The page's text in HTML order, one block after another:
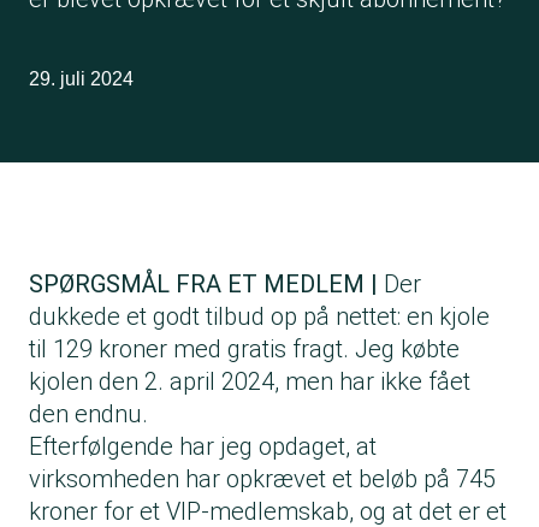
29. juli 2024
SPØRGSMÅL FRA ET MEDLEM | Der
dukkede et godt tilbud op på nettet: en kjole
til 129 kroner med gratis fragt. Jeg købte
kjolen den 2. april 2024, men har ikke fået
den endnu.
Efterfølgende har jeg opdaget, at
virksomheden har opkrævet et beløb på 745
kroner for et VIP-medlemskab, og at det er et